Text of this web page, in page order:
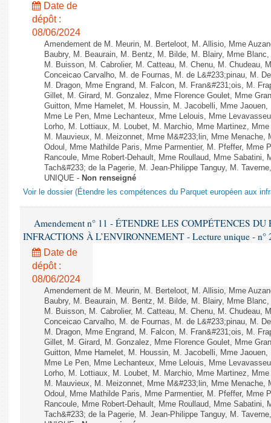
Date de
dépôt :
08/06/2024
Amendement de M. Meurin, M. Berteloot, M. Allisio, Mme
Baubry, M. Beaurain, M. Bentz, M. Bilde, M. Blairy, Mme
M. Buisson, M. Cabrolier, M. Catteau, M. Chenu, M. Chudeau,
Conceicao Carvalho, M. de Fournas, M. de L&#233;pinau, M.
M. Dragon, Mme Engrand, M. Falcon, M. Fran&#231;ois, M.
Gillet, M. Girard, M. Gonzalez, Mme Florence Goulet, Mme
Guitton, Mme Hamelet, M. Houssin, M. Jacobelli, Mme
Mme Le Pen, Mme Lechanteux, Mme Lelouis, Mme
Lorho, M. Lottiaux, M. Loubet, M. Marchio, Mme Martinez,
M. Mauvieux, M. Meizonnet, Mme M&#233;lin, Mme Menache,
Odoul, Mme Mathilde Paris, Mme Parmentier, M. Pfeffer, Mme
Rancoule, Mme Robert-Dehault, Mme Roullaud, Mme
Tach&#233; de la Pagerie, M. Jean-Philippe Tanguy, M.
UNIQUE - Non renseigné
Voir le dossier (Étendre les compétences du Parquet européen aux
Amendement n° 11 - ÉTENDRE LES COMPÉTENCES
INFRACTIONS À L’ENVIRONNEMENT - Lecture unique - n°
Date de
dépôt :
08/06/2024
Amendement de M. Meurin, M. Berteloot, M. Allisio, Mme
Baubry, M. Beaurain, M. Bentz, M. Bilde, M. Blairy, Mme
M. Buisson, M. Cabrolier, M. Catteau, M. Chenu, M. Chudeau,
Conceicao Carvalho, M. de Fournas, M. de L&#233;pinau, M.
M. Dragon, Mme Engrand, M. Falcon, M. Fran&#231;ois, M.
Gillet, M. Girard, M. Gonzalez, Mme Florence Goulet, Mme
Guitton, Mme Hamelet, M. Houssin, M. Jacobelli, Mme
Mme Le Pen, Mme Lechanteux, Mme Lelouis, Mme
Lorho, M. Lottiaux, M. Loubet, M. Marchio, Mme Martinez,
M. Mauvieux, M. Meizonnet, Mme M&#233;lin, Mme Menache,
Odoul, Mme Mathilde Paris, Mme Parmentier, M. Pfeffer, Mme
Rancoule, Mme Robert-Dehault, Mme Roullaud, Mme
Tach&#233; de la Pagerie, M. Jean-Philippe Tanguy, M.